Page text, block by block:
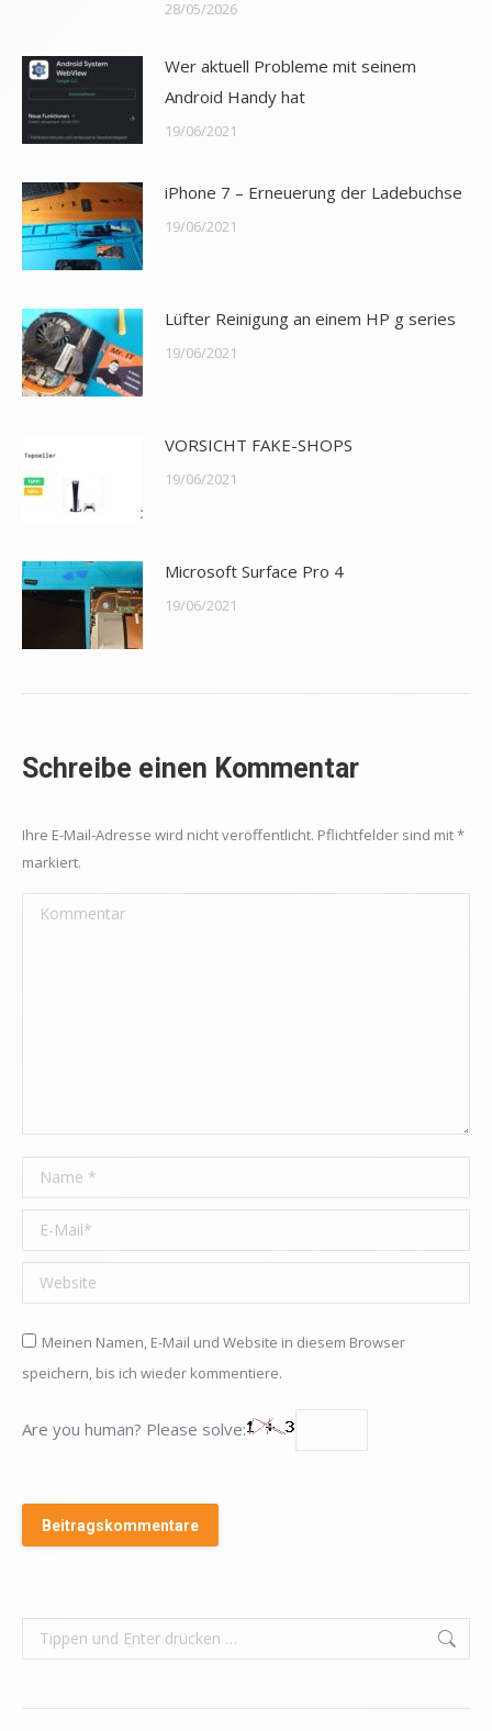
28/05/2026
Wer aktuell Probleme mit seinem
Android Handy hat
19/06/2021
iPhone 7 – Erneuerung der Ladebuchse
19/06/2021
Lüfter Reinigung an einem HP g series
19/06/2021
VORSICHT FAKE-SHOPS
19/06/2021
Microsoft Surface Pro 4
19/06/2021
Schreibe einen Kommentar
Ihre E-Mail-Adresse wird nicht veröffentlicht. Pflichtfelder sind mit*
markiert.
Kommentar
Name *
E-Mail *
Website
Meinen Namen, E-Mail und Website in diesem Browser
speichern, bis ich wieder kommentiere.
Are you human? Please solve:
Beitragskommentare
Search: